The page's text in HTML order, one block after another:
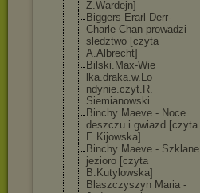
Z.Wardejn]
Biggers Erarl Derr-
Charle Chan prowadzi
sledztwo [czyta
A.Albrecht]
Bilski.Max-Wie
lka.draka.w.Lo
ndynie.czyt.R.
Siemianowski
Binchy Maeve - Noce
deszczu i gwiazd [czyta
E.Kijowska]
Binchy Maeve - Szklane
jezioro [czyta
B.Kutylowska]
Blaszczyszyn Maria -